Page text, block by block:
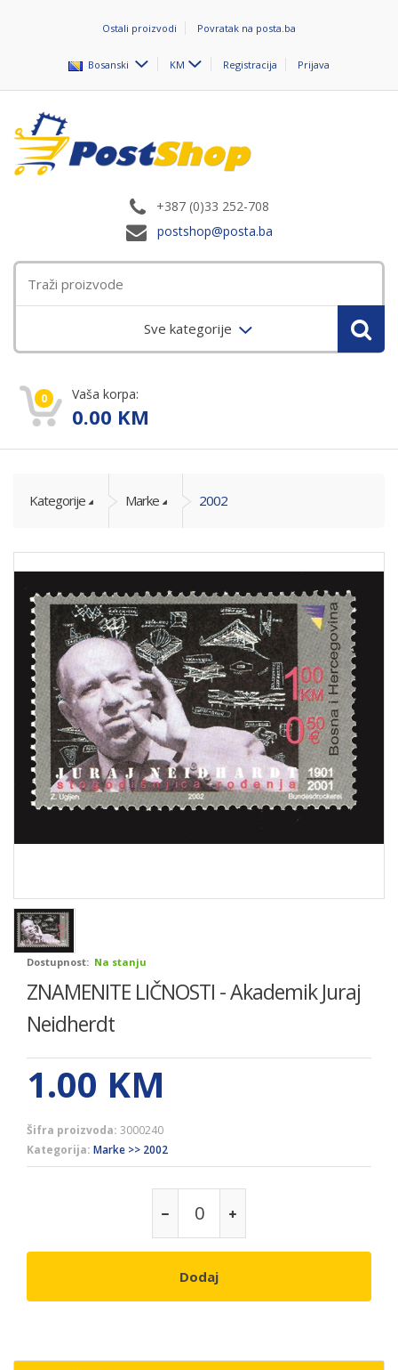
Ostali proizvodi Povratak na posta.ba
Bosanski KM Registracija Prijava
+387 (0)33 252-708
postshop@posta.ba
Sve kategorije
0 Vaša korpa:
0.00 KM
Kategorije Marke 2002
Dostupnost: Na stanju
ZNAMENITE LIČNOSTI - Akademik Juraj
Neidherdt
1.00 KM
Šifra proizvoda: 3000240
Kategorija: Marke >> 2002
Dodaj